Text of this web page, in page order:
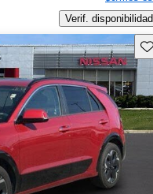
Verif. disponibilidad